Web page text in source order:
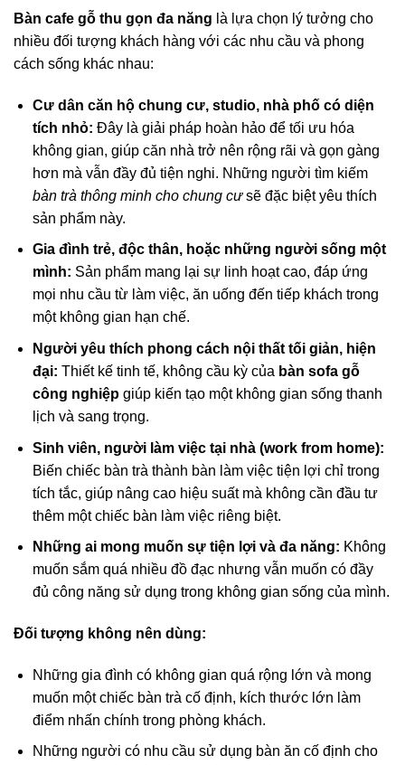
Bàn cafe gỗ thu gọn đa năng là lựa chọn lý tưởng cho
nhiều đối tượng khách hàng với các nhu cầu và phong
cách sống khác nhau:
Cư dân căn hộ chung cư, studio, nhà phố có diện
tích nhỏ: Đây là giải pháp hoàn hảo để tối ưu hóa
không gian, giúp căn nhà trở nên rộng rãi và gọn gàng
hơn mà vẫn đầy đủ tiện nghi. Những người tìm kiếm
bàn trà thông minh cho chung cưsẽ đặc biệt yêu thích
sản phẩm này.
Gia đình trẻ, độc thân, hoặc những người sống một
mình: Sản phẩm mang lại sự linh hoạt cao, đáp ứng
mọi nhu cầu từ làm việc, ăn uống đến tiếp khách trong
một không gian hạn chế.
Người yêu thích phong cách nội thất tối giản, hiện
đại: Thiết kế tinh tế, không cầu kỳ của bàn sofa gỗ
công nghiệpgiúp kiến tạo một không gian sống thanh
lịch và sang trọng.
Sinh viên, người làm việc tại nhà (work from home):
Biến chiếc bàn trà thành bàn làm việc tiện lợi chỉ trong
tích tắc, giúp nâng cao hiệu suất mà không cần đầu tư
thêm một chiếc bàn làm việc riêng biệt.
Những ai mong muốn sự tiện lợi và đa năng: Không
muốn sắm quá nhiều đồ đạc nhưng vẫn muốn có đầy
đủ công năng sử dụng trong không gian sống của mình.
Đối tượng không nên dùng:
Những gia đình có không gian quá rộng lớn và mong
muốn một chiếc bàn trà cố định, kích thước lớn làm
điểm nhấn chính trong phòng khách.
Những người có nhu cầu sử dụng bàn ăn cố định cho